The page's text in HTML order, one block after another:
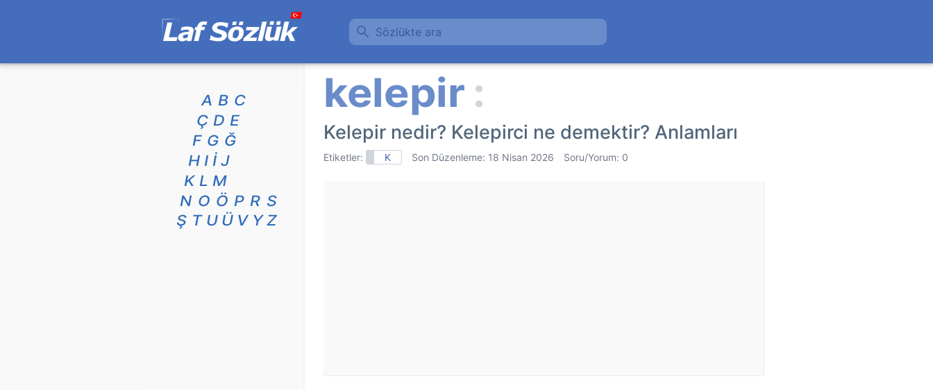
Sözlükte ara
Kelepir nedir? Kelepirci ne demektir? Anlamları
Etiketler: K Son Düzenleme: 18 Nisan 2026 Soru/Yorum: 0
A B C
Ç D E
F G Ğ
H I İ J
K L M
N O Ö P R S
Ş T U Ü V Y Z